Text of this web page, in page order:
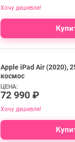
Хочу дешевле!
Apple iPad Air (2020),
космос
ЦЕНА:
72 990 ₽
Хочу дешевле!